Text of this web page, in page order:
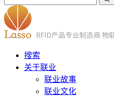
搜索
关于联业
联业故事
联业文化